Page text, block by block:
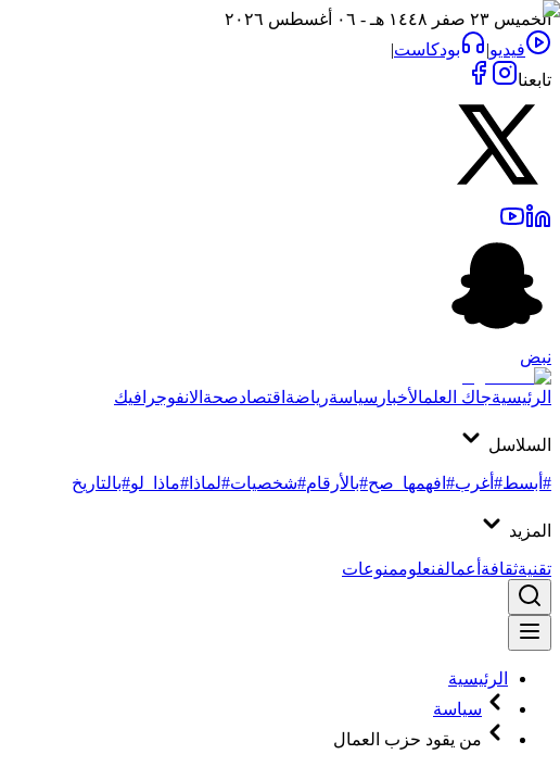
الخميس ٢٣ صفر ١٤٤٨ هـ - ٠٦ أغسطس ٢٠٢٦
فيديو| بودكاست|
تابعنا
نبض
الرئيسيةجاك العلمالأخبار سياسةرياضة اقتصادصحة الانفوجرافيك
السلاسل
#أبسط#أغرب#افهمها_صح#بالأرقام#شخصيات#لماذا #ماذا_لو#بالتاريخ
المزيد
تقنيةثقافة أعمالفنعلوممنوعات
الرئيسية
سياسة
من يقود حزب العمال